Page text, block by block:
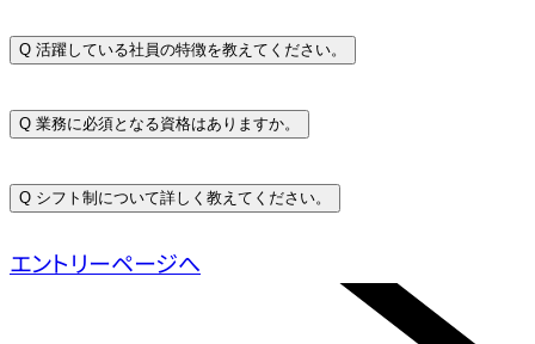
Q 活躍している社員の特徴を教えてください。
Q 業務に必須となる資格はありますか。
Q シフト制について詳しく教えてください。
エントリーページへ